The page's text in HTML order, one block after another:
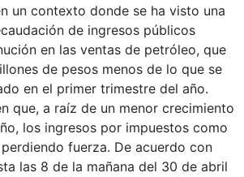
un contexto donde se ha visto una
de ingresos públicos
en las ventas de petróleo, que
de pesos menos de lo que se
en el primer trimestre del año.
que, a raíz de un menor crecimiento
los ingresos por impuestos como
perdiendo fuerza. De acuerdo con
las 8 de la mañana del 30 de abril